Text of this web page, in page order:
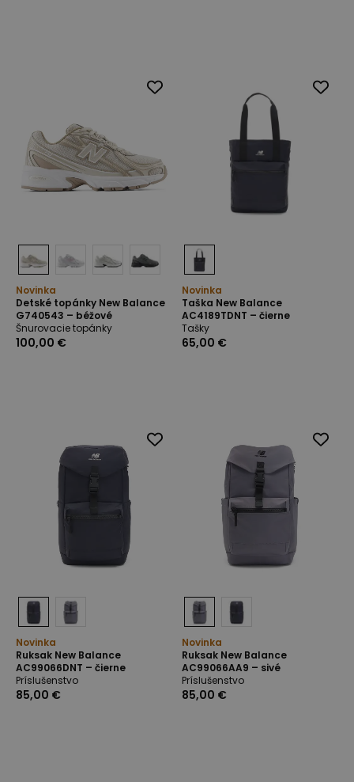
Novinka
Detské topánky New Balance
G740543 – béžové
Šnurovacie topánky
100,00 €
Novinka
Taška New Balance
AC4189TDNT – čierne
Tašky
65,00 €
Novinka
Ruksak New Balance
AC99066DNT – čierne
Príslušenstvo
85,00 €
Novinka
Ruksak New Balance
AC99066AA9 – sivé
Príslušenstvo
85,00 €